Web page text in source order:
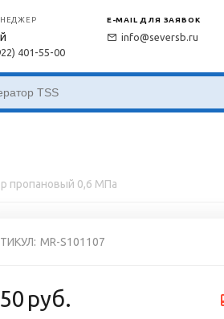
401-55-00
E-MAIL ДЛЯ ЗАЯВОК
info@seversb.ru
пропановый 0,6 МПа
MR-S101107
руб.